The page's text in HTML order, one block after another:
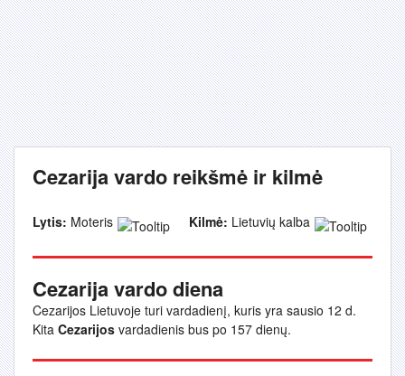
Cezarija vardo reikšmė ir kilmė
Lytis: Moteris Kilmė: Lietuvių kalba
Cezarija vardo diena
Cezarijos Lietuvoje turi vardadienį, kuris yra sausio 12 d.
Kita Cezarijos vardadienis bus po 157 dienų.